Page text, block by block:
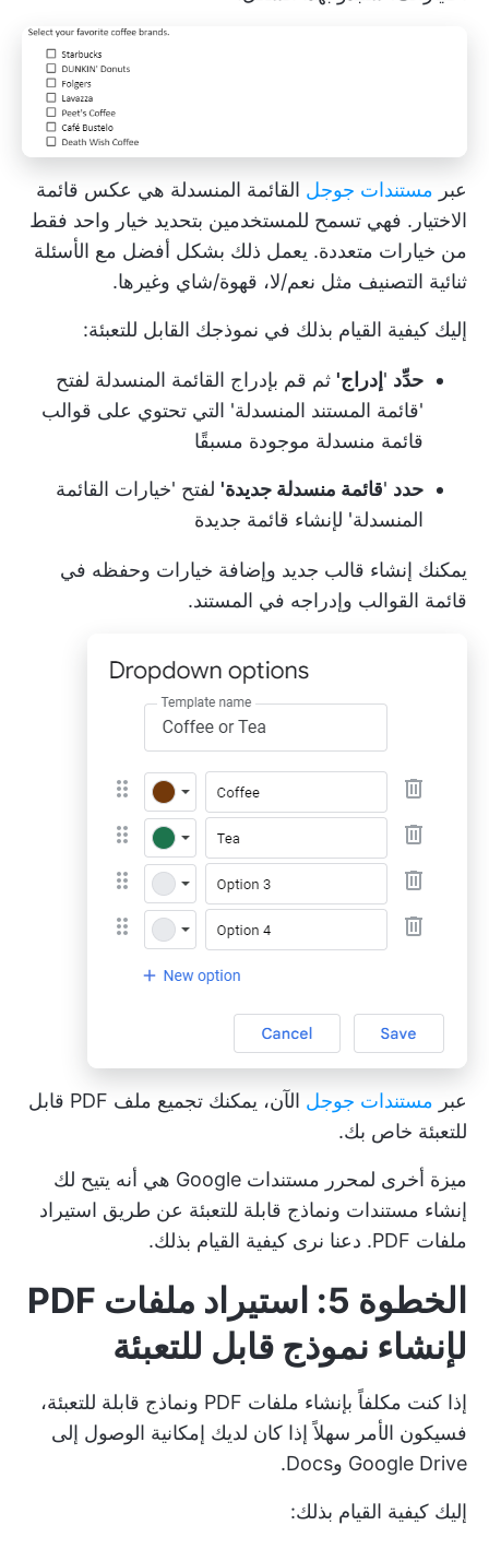
عبر مستندات جوجل القائمة المنسدلة هي عكس قائمة
الاختيار. فهي تسمح للمستخدمين بتحديد خيار واحد فقط
من خيارات متعددة. يعمل ذلك بشكل أفضل مع الأسئلة
ثنائية التصنيف مثل نعم/لا، قهوة/شاي وغيرها.
إليك كيفية القيام بذلك في نموذجك القابل للتعبئة:
حدِّد ' إدراج' ثم قم بإدراج القائمة المنسدلة لفتح
'قائمة المستند المنسدلة' التي تحتوي على قوالب
قائمة منسدلة موجودة مسبقًا
حدد 'قائمة منسدلة جديدة' لفتح 'خيارات القائمة
المنسدلة' لإنشاء قائمة جديدة
يمكنك إنشاء قالب جديد وإضافة خيارات وحفظه في
قائمة القوالب وإدراجه في المستند.
عبر مستندات جوجل
الآن، يمكنك تجميع ملف PDF قابل
للتعبئة خاص بك.
ميزة أخرى لمحرر مستندات Google هي أنه يتيح لك
إنشاء مستندات ونماذج قابلة للتعبئة عن طريق استيراد
ملفات PDF. دعنا نرى كيفية القيام بذلك.
الخطوة 5: استيراد ملفات PDF
لإنشاء نموذج قابل للتعبئة
إذا كنت مكلفاً بإنشاء ملفات PDF ونماذج قابلة للتعبئة،
فسيكون الأمر سهلاً إذا كان لديك إمكانية الوصول إلى
Google Drive وDocs.
إليك كيفية القيام بذلك: